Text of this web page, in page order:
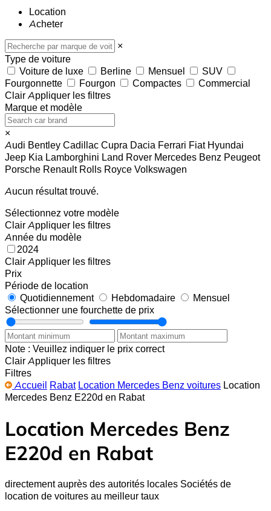
Location
Acheter
×
Type de voiture
Voiture de luxe
Berline Mensuel
SUV
Fourgonnette
Fourgon Compactes
Commercial
Clair Appliquer les filtres
Marque et modèle
×
Audi Bentley Cadillac Cupra Dacia Ferrari Fiat Hyundai
Jeep Kia Lamborghini Land Rover Mercedes Benz Peugeot
Porsche Renault Rolls Royce Volkswagen
Aucun résultat trouvé.
Sélectionnez votre modèle
Clair Appliquer les filtres
Année du modèle
2024
Clair Appliquer les filtres
Prix
Période de location
Quotidiennement
Hebdomadaire
Mensuel
Sélectionner une fourchette de prix
Note : Veuillez indiquer le prix correct
Clair Appliquer les filtres
Filtres
Accueil Rabat Location Mercedes Benz voitures Location
Mercedes Benz E220d en Rabat
Location Mercedes Benz
E220d en Rabat
directement auprès des autorités locales Sociétés de
location de voitures au meilleur taux